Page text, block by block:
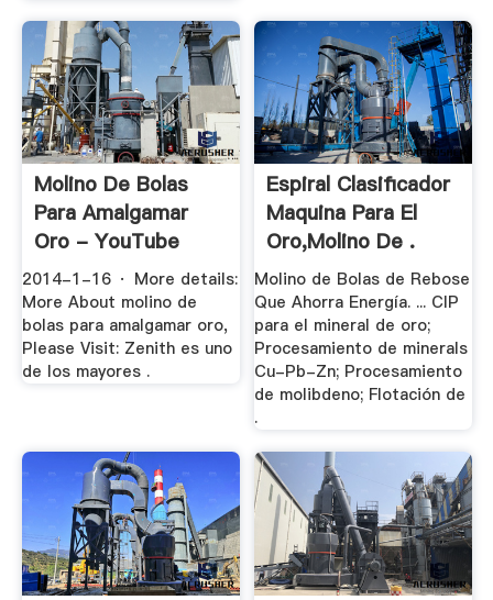
Molino De Bolas
Para Amalgamar
Oro - YouTube
2014-1-16 · More details:
More About molino de
bolas para amalgamar oro,
Please Visit: Zenith es uno
de los mayores .
Espiral Clasificador
Maquina Para El
Oro,molino De .
Molino de Bolas de Rebose
Que Ahorra Energía. ... CIP
para el mineral de oro;
Procesamiento de minerals
Cu-Pb-Zn; Procesamiento
de molibdeno; Flotación de
.